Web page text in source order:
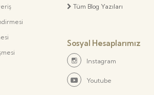
Tüm Blog Yazıları
Sosyal Hesaplarımız
Instagram
Youtube